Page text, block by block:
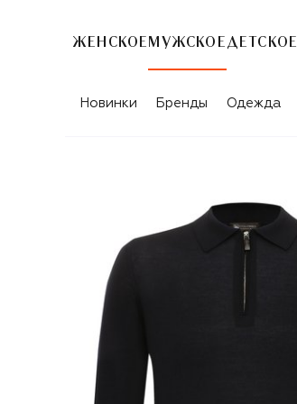
ЖЕНСКОЕ МУЖСКОЕ ДЕТСКОЕ
Новинки Бренды Одежда